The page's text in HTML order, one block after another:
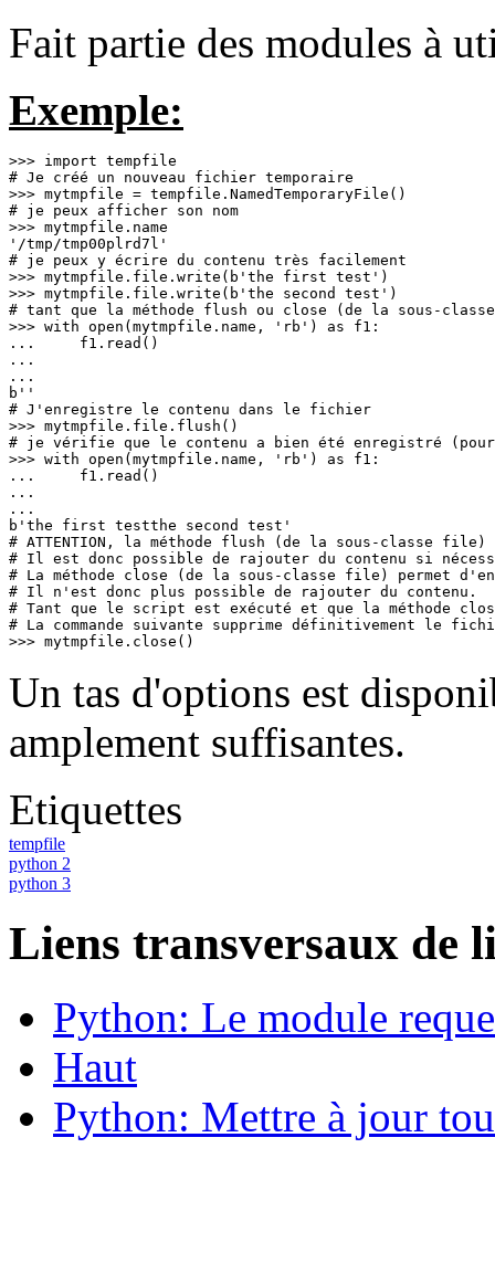
Fait partie des modules à
Exemple:
>>> import tempfile
# Je créé un nouveau fichier temporaire
>>> mytmpfile = tempfile.NamedTemporaryFile()
# je peux afficher son nom
>>> mytmpfile.name
'/tmp/tmp00plrd7l'
# je peux y écrire du contenu très facilement
>>> mytmpfile.file.write(b'the first test')
>>> mytmpfile.file.write(b'the second test')
# tant que la méthode flush ou close (de la sous-
>>> with open(mytmpfile.name, 'rb') as f1:
...     f1.read()
...
...
b''
# J'enregistre le contenu dans le fichier
>>> mytmpfile.file.flush()
# je vérifie que le contenu a bien été enregistré
>>> with open(mytmpfile.name, 'rb') as f1:
...     f1.read()
...
...
b'the first testthe second test'
# ATTENTION, la méthode flush (de la sous-classe
# Il est donc possible de rajouter du contenu si
# La méthode close (de la sous-classe file) permet
# Il n'est donc plus possible de rajouter du contenu.
# Tant que le script est exécuté et que la méthode
# La commande suivante supprime définitivement le
>>> mytmpfile.close()
Un tas d'options est
amplement suffisantes.
Etiquettes
tempfile
python 2
python 3
Liens transversaux de
Python: Le module
Haut
Python: Mettre à jour